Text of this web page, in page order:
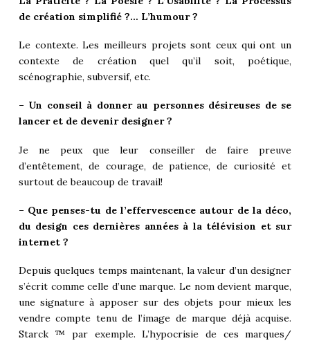
de création simplifié ?… L’humour ?
Le contexte. Les meilleurs projets sont ceux qui ont un
contexte de création quel qu’il soit, poétique,
scénographie, subversif, etc.
– Un conseil à donner au personnes désireuses de se
lancer et de devenir designer ?
Je ne peux que leur conseiller de faire preuve
d’entêtement, de courage, de patience, de curiosité et
surtout de beaucoup de travail!
– Que penses-tu de l’effervescence autour de la déco,
du design ces dernières années à la télévision et sur
internet ?
Depuis quelques temps maintenant, la valeur d’un designer
s’écrit comme celle d’une marque. Le nom devient marque,
une signature à apposer sur des objets pour mieux les
vendre compte tenu de l’image de marque déjà acquise.
Starck ™ par exemple. L’hypocrisie de ces marques/